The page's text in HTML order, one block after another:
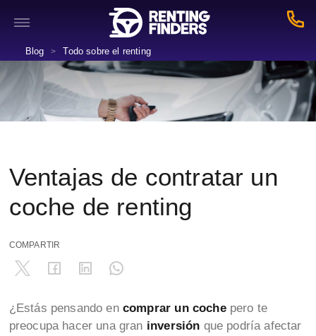
Blog > Todo sobre el renting
Ventajas de contratar un
coche de renting
COMPARTIR
¿Estás pensando en comprar un cochepero te
preocupa hacer una gran inversión que podría afectar